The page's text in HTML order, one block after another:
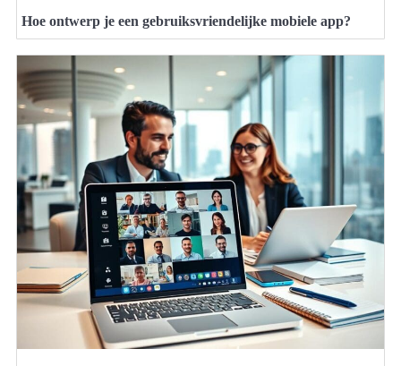
Hoe ontwerp je een gebruiksvriendelijke mobiele app?